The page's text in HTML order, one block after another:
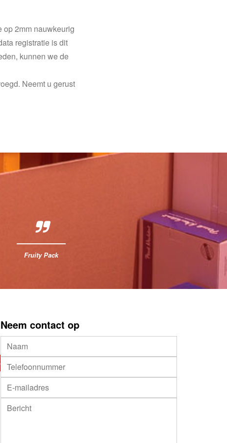
op 2mm nauwkeurig
registratie is dit
kunnen we de
Neemt u gerust
Fruity Pack
behuizing
Neem contact op
Gelieve dit veld leeg te laten.